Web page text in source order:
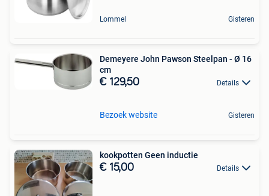
Lommel Gisteren
Demeyere John Pawson Steelpan - Ø 16
cm
€ 129,50 Details
Bezoek website Gisteren
kookpotten Geen inductie
€ 15,00 Details